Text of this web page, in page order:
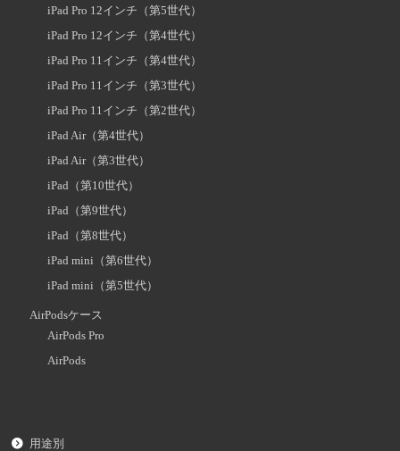
iPad Pro 12インチ（第5世代）
iPad Pro 12インチ（第4世代）
iPad Pro 11インチ（第4世代）
iPad Pro 11インチ（第3世代）
iPad Pro 11インチ（第2世代）
iPad Air（第4世代）
iPad Air（第3世代）
iPad（第10世代）
iPad（第9世代）
iPad（第8世代）
iPad mini（第6世代）
iPad mini（第5世代）
AirPodsケース
AirPods Pro
AirPods
用途別